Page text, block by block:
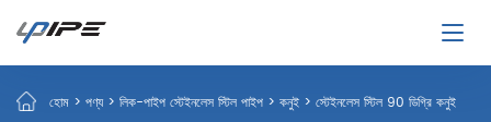
হোম > পণ্য> লিক-পাইপ স্টেইনলেস স্টিল পাইপ > কনুই > স্টেইনলেস স্টিল 90 ডিগ্রি কনুই